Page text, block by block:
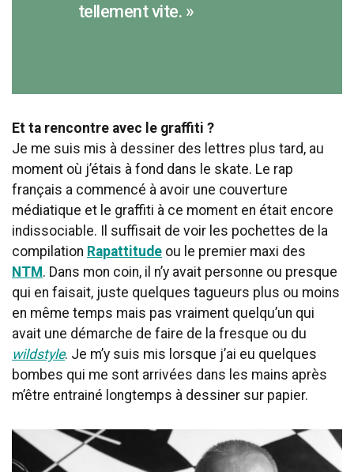
tellement vite. »
Et ta rencontre avec le graffiti ?
Je me suis mis à dessiner des lettres plus tard, au
moment où j’étais à fond dans le skate. Le rap
français a commencé à avoir une couverture
médiatique et le graffiti à ce moment en était encore
indissociable. Il suffisait de voir les pochettes de la
compilation Rapattitude ou le premier maxi des
NTM. Dans mon coin, il n’y avait personne ou presque
qui en faisait, juste quelques tagueurs plus ou moins
en même temps mais pas vraiment quelqu’un qui
avait une démarche de faire de la fresque ou du
wildstyle. Je m’y suis mis lorsque j’ai eu quelques
bombes qui me sont arrivées dans les mains après
m’être entrainé longtemps à dessiner sur papier.